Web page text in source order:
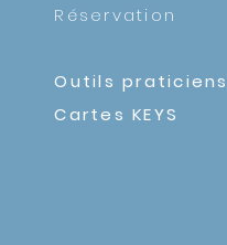
Réservation
Outils
Cartes KEYS